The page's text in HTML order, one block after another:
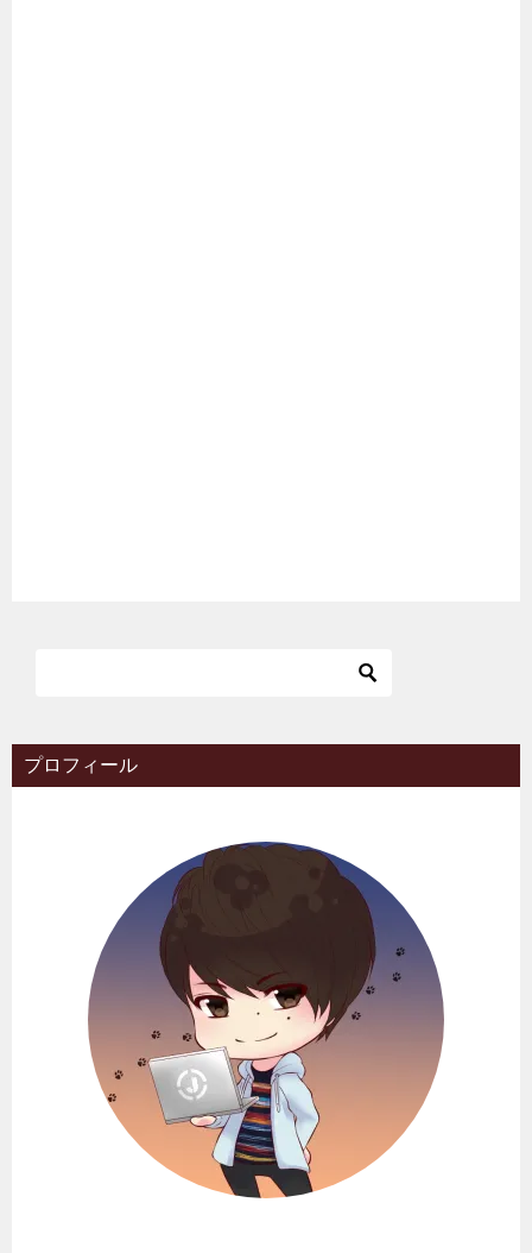
プロフィール